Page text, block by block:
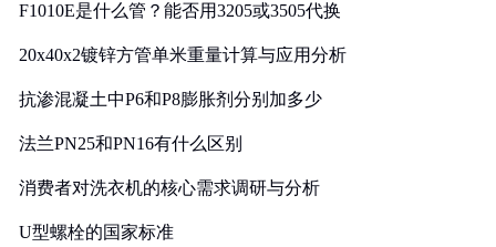
F1010E是什么管？能否用3205或3505代换
20x40x2镀锌方管单米重量计算与应用分析
抗渗混凝土中P6和P8膨胀剂分别加多少
法兰PN25和PN16有什么区别
消费者对洗衣机的核心需求调研与分析
U型螺栓的国家标准